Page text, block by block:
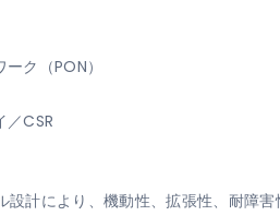
ク（PON）
／CSR
設計により、機動性、拡張性、耐障